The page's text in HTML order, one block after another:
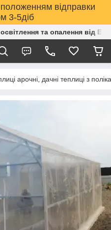
відправки
3-5діб
та опалення від
арочні, дачні теплиці з